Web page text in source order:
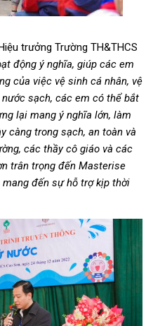
trưởng Trường TH&THCS
động ý nghĩa, giúp các em
của việc vệ sinh cá nhân, vệ
sạch, các em có thể bắt
lại mang ý nghĩa lớn, làm
càng trong sạch, an toàn và
các thầy cô giáo và các
trân trọng đến Masterise
đến sự hỗ trợ kịp thời